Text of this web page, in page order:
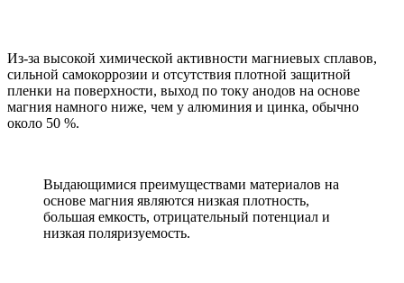
Из-за высокой химической активности магниевых сплавов,
сильной самокоррозии и отсутствия плотной защитной
пленки на поверхности, выход по току анодов на основе
магния намного ниже, чем у алюминия и цинка, обычно
около 50 %.
Выдающимися преимуществами материалов на
основе магния являются низкая плотность,
большая емкость, отрицательный потенциал и
низкая поляризуемость.